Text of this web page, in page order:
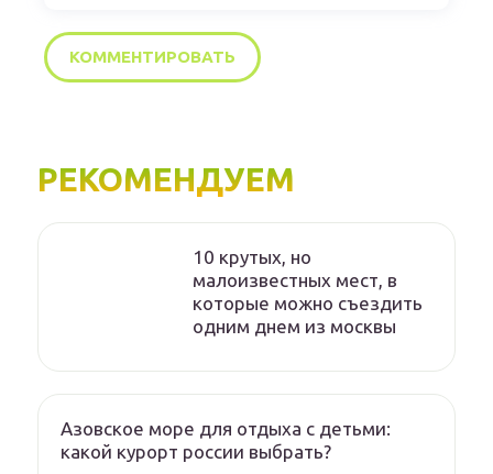
РЕКОМЕНДУЕМ
10 крутых, но
малоизвестных мест, в
которые можно съездить
одним днем из москвы
Азовское море для отдыха с детьми:
какой курорт россии выбрать?